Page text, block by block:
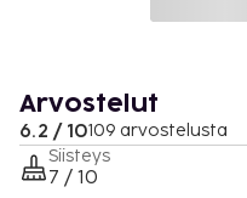
Arvostelut
6.2 / 10109 arvostelusta
Siisteys
7 / 10